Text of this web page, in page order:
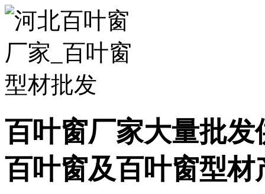
百叶窗厂家大量批
百叶窗及百叶窗型